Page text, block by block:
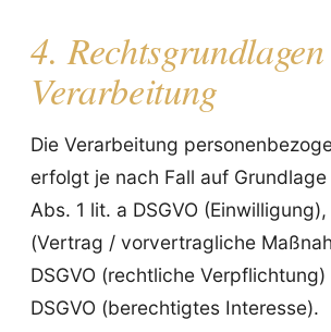
4.
Verarbeitung
Die Verarbeitung
erfolgt je nach Fall auf
Abs. 1 lit. a DSGVO
(Vertrag / vorvertragliche
DSGVO (rechtliche
DSGVO (berechtigtes Interesse).